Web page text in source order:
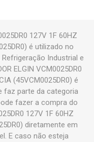
127V 1F 60HZ
é utilizado no
Industrial e
ELGIN VCM0025DR0
(45VCM0025DR0) é
faz parte da categoria
fazer a compra do
127V 1F 60HZ
diretamente em
E caso não esteja